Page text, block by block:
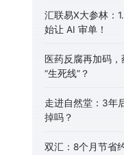
汇联易X大参林：
始让 AI 审单！
医药反腐再加码
“生死线”？
走进自然堂：3年
掉吗？
双汇：8个月节省